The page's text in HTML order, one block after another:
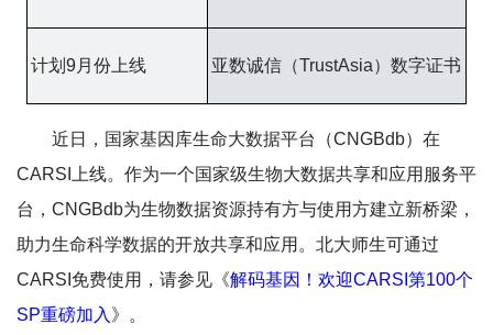
计划9月份上线 亚数诚信（TrustAsia）数字证书
近日，国家基因库生命大数据平台（CNGBdb）在
CARSI上线。作为一个国家级生物大数据共享和应用服务平
台，CNGBdb为生物数据资源持有方与使用方建立新桥梁，
助力生命科学数据的开放共享和应用。北大师生可通过
CARSI免费使用，请参见《解码基因！欢迎CARSI第100个
SP重磅加入 》。